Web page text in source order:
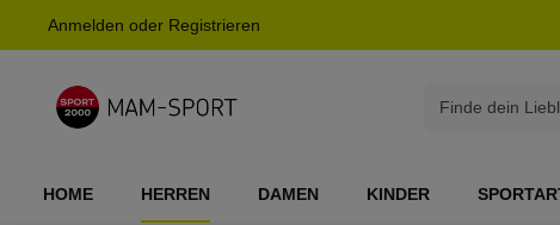
Zur Hauptnavigation springen
Anmelden oder Registrieren
HOME HERREN DAMEN KINDER